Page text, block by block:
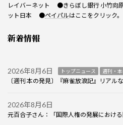
レイバーネット ●きらぼし銀行 小竹向
ット日本 ●ペイパルはここをクリック。
新着情報
2026年8月6日 トップニュース 週刊・
〔週刊 本の発見〕『麻雀放浪記』リアル
2026年8月6日
元百合子さん：「国際人権の発展における